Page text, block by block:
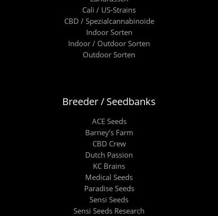
Cali / US-Strains
CBD / Spezialcannabinoide
Indoor Sorten
Indoor / Outdoor Sorten
Outdoor Sorten
Breeder / Seedbanks
ACE Seeds
Barney’s Farm
CBD Crew
Dutch Passion
KC Brains
Medical Seeds
Paradise Seeds
Sensi Seeds
Sensi Seeds Research